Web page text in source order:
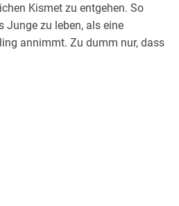
Kismet zu entgehen. So
Junge zu leben, als eine
annimmt. Zu dumm nur, dass
einen Assassinen auf sie
dringend lösen muss, wenn sie
sie sich Hals über Kopf verliebt
ganze Kalifat?
Lesermeinung: Dieser Orient . . .